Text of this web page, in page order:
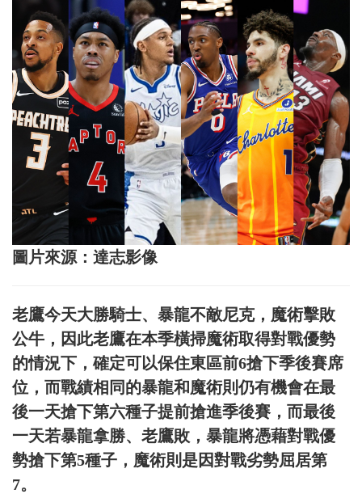
圖片來源：達志影像
老鷹今天大勝騎士、暴龍不敵尼克，魔術擊敗
公牛，因此老鷹在本季橫掃魔術取得對戰優勢
的情況下，確定可以保住東區前6搶下季後賽席
位，而戰績相同的暴龍和魔術則仍有機會在最
後一天搶下第六種子提前搶進季後賽，而最後
一天若暴龍拿勝、老鷹敗，暴龍將憑藉對戰優
勢搶下第5種子，魔術則是因對戰劣勢屈居第
7。